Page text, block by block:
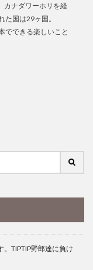
カナダワーホリを経
国は29ヶ国。
でできる楽しいこと
。TIPTIP野郎達に負け